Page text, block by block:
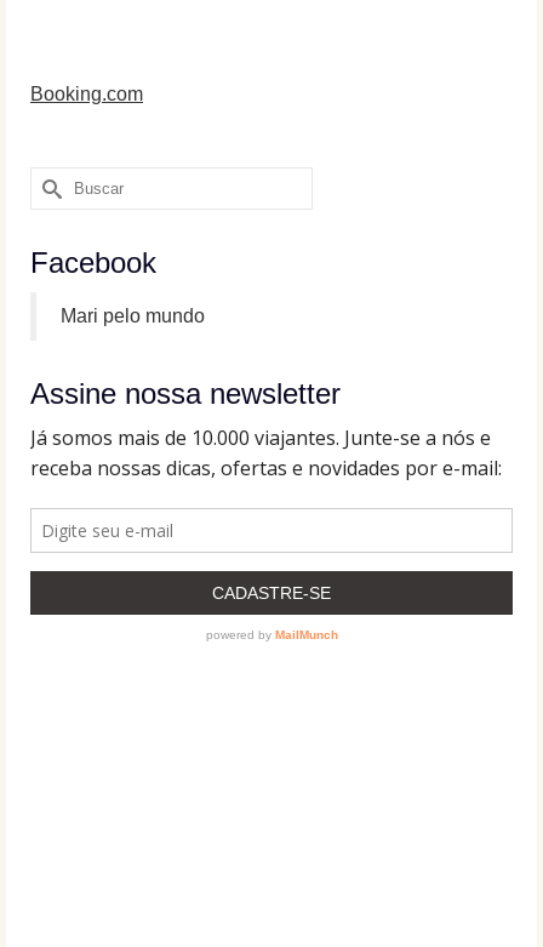
Booking.com
Buscar
por:
Facebook
Mari pelo mundo
Assine nossa newsletter